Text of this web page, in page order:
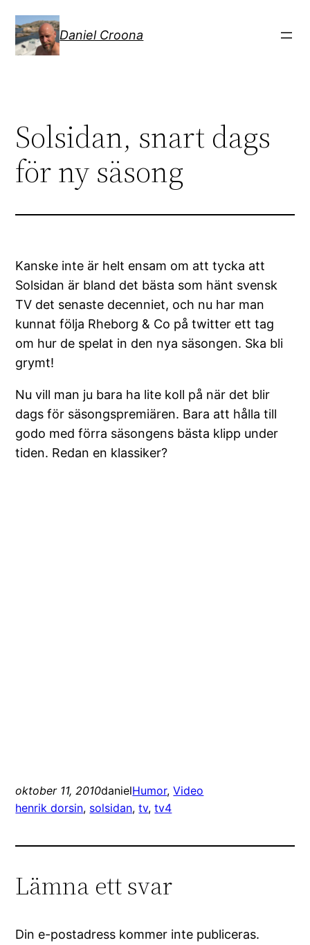
innehåll
Daniel Croona
Solsidan, snart dags
för ny säsong
Kanske inte är helt ensam om att tycka att
Solsidan är bland det bästa som hänt svensk
TV det senaste decenniet, och nu har man
kunnat följa Rheborg & Co på twitter ett tag
om hur de spelat in den nya säsongen. Ska bli
grymt!
Nu vill man ju bara ha lite koll på när det blir
dags för säsongspremiären. Bara att hålla till
godo med förra säsongens bästa klipp under
tiden. Redan en klassiker?
oktober 11, 2010danielHumor, Video
henrik dorsin, solsidan, tv, tv4
Lämna ett svar
Din e-postadress kommer inte publiceras.